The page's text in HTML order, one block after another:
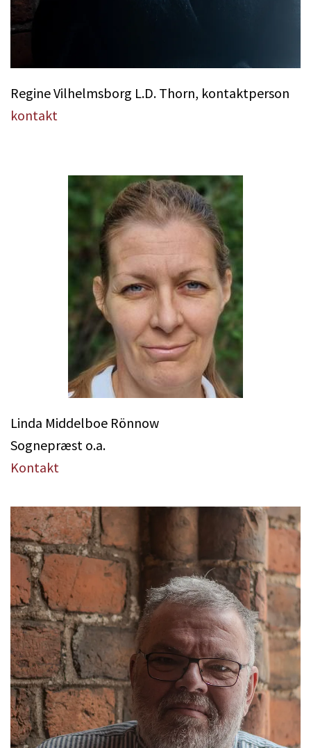
Regine Vilhelmsborg L.D. Thorn, kontaktperson
kontakt
Linda Middelboe Rönnow
Sognepræst o.a.
Kontakt